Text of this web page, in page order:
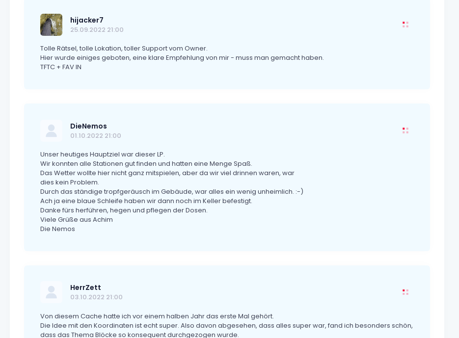
hijacker7
25.09.2022 21:00
Tolle Rätsel, tolle Lokation, toller Support vom Owner.
Hier wurde einiges geboten, eine klare Empfehlung von mir - muss man gemacht haben.
TFTC + FAV IN
DieNemos
01.10.2022 21:00
Unser heutiges Hauptziel war dieser LP.
Wir konnten alle Stationen gut finden und hatten eine Menge Spaß.
Das Wetter wollte hier nicht ganz mitspielen, aber da wir viel drinnen waren, war
dies kein Problem.
Durch das ständige tropfgeräusch im Gebäude, war alles ein wenig unheimlich. :-)
Ach ja eine blaue Schleife haben wir dann noch im Keller befestigt.
Danke fürs herführen, hegen und pflegen der Dosen.
Viele Grüße aus Achim
Die Nemos
HerrZett
03.10.2022 21:00
Von diesem Cache hatte ich vor einem halben Jahr das erste Mal gehört.
Die Idee mit den Koordinaten ist echt super. Also davon abgesehen, dass alles super war, fand ich besonders schön,
dass das Thema Blöcke so konsequent durchgezogen wurde.